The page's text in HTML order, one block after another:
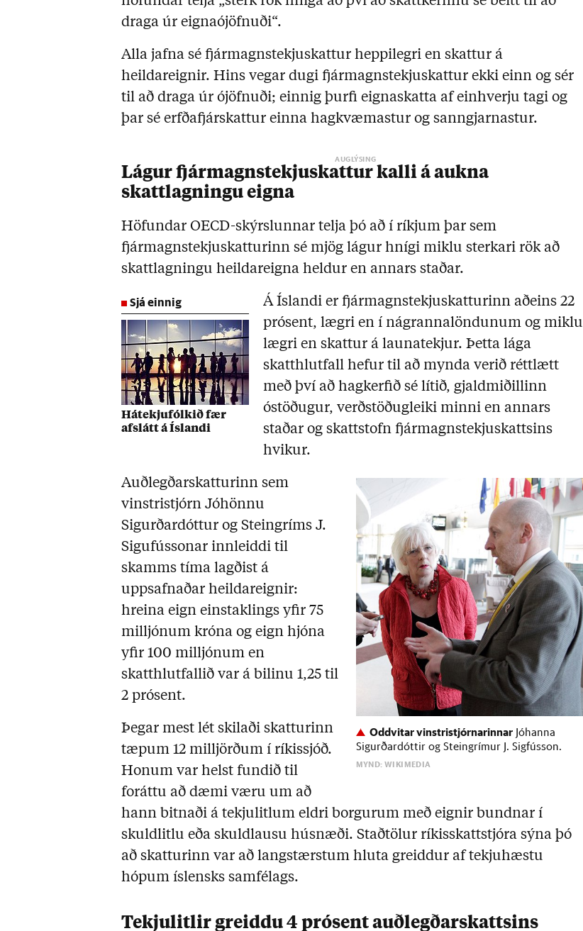
draga úr eignaójöfnuði“.
Alla jafna sé fjármagnstekjuskattur heppilegri en skattur á
heildareignir. Hins vegar dugi fjármagnstekjuskattur ekki einn og sér
til að draga úr ójöfnuði; einnig þurfi eignaskatta af einhverju tagi og
þar sé erfðafjárskattur einna hagkvæmastur og sanngjarnastur.
Lágur fjármagnstekjuskattur kalli á aukna
skattlagningu eigna
Höfundar OECD-skýrslunnar telja þó að í ríkjum þar sem
fjármagnstekjuskatturinn sé mjög lágur hnígi miklu sterkari rök að
skattlagningu heildareigna heldur en annars staðar.
Sjá einnig
Hátekjufólkið fær
afslátt á Íslandi
Á Íslandi er fjármagnstekjuskatturinn aðeins 22
prósent, lægri en í nágrannalöndunum og miklu
lægri en skattur á launatekjur. Þetta lága
skatthlutfall hefur til að mynda verið réttlætt
með því að hagkerfið sé lítið, gjaldmiðillinn
óstöðugur, verðstöðugleiki minni en annars
staðar og skattstofn fjármagnstekjuskattsins
hvikur.
Oddvitar vinstristjórnarinnar Jóhanna
Sigurðardóttir og Steingrímur J. Sigfússon.
MYND: WIKIMEDIA
Auðlegðarskatturinn sem
vinstristjórn Jóhönnu
Sigurðardóttur og Steingríms J.
Sigufússonar innleiddi til
skamms tíma lagðist á
uppsafnaðar heildareignir:
hreina eign einstaklings yfir 75
milljónum króna og eign hjóna
yfir 100 milljónum en
skatthlutfallið var á bilinu 1,25 til
2 prósent.
Þegar mest lét skilaði skatturinn
tæpum 12 milljörðum í ríkissjóð.
Honum var helst fundið til
foráttu að dæmi væru um að
hann bitnaði á tekjulitlum eldri borgurum með eignir bundnar í
skuldlitlu eða skuldlausu húsnæði. Staðtölur ríkisskattstjóra sýna þó
að skatturinn var að langstærstum hluta greiddur af tekjuhæstu
hópum íslensks samfélags.
Tekjulitlir greiddu 4 prósent auðlegðarskattsins